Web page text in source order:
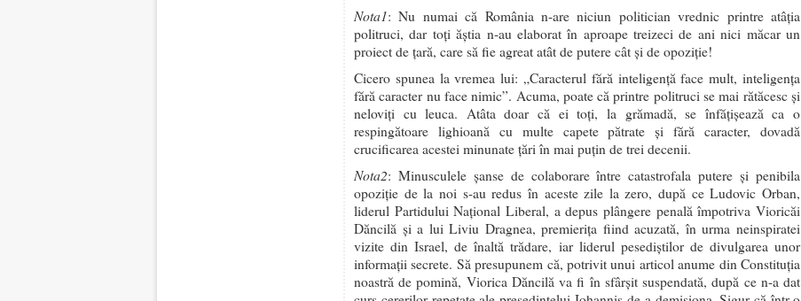
Nota1: Nu numai că România n-are niciun politician vrednic printre atâția
politruci, dar toți ăștia n-au elaborat în aproape treizeci de ani nici măcar un
proiect de țară, care să fie agreat atât de putere cât și de opoziție!
Cicero spunea la vremea lui: „Caracterul fără inteligență face mult, inteligența
fără caracter nu face nimic”. Acuma, poate că printre politruci se mai rătăcesc și
neloviți cu leuca. Atâta doar că ei toți, la grămadă, se înfățișează ca o
respingătoare lighioană cu multe capete pătrate și fără caracter, dovadă
crucificarea acestei minunate țări în mai puțin de trei decenii.
Nota2: Minusculele șanse de colaborare între catastrofala putere și penibila
opoziție de la noi s-au redus în aceste zile la zero, după ce Ludovic Orban,
liderul Partidului Național Liberal, a depus plângere penală împotriva Vioricăi
Dăncilă și a lui Liviu Dragnea, premierița fiind acuzată, în urma neinspiratei
vizite din Israel, de înaltă trădare, iar liderul pesediștilor de divulgarea unor
informații secrete. Să presupunem că, potrivit unui articol anume din Constituția
noastră de pomină, Viorica Dăncilă va fi în sfârșit suspendată, după ce n-a dat